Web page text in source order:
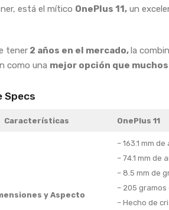
está el mítico OnePlus 11, un
tener 2 años en el mercado,la
como una mejor opción que
Specs
Características OnePlus 11
y Aspecto
– 163.1 mm
– 74.1 mm de
– 8.5 mm de
– 205 gramos
– Hecho de